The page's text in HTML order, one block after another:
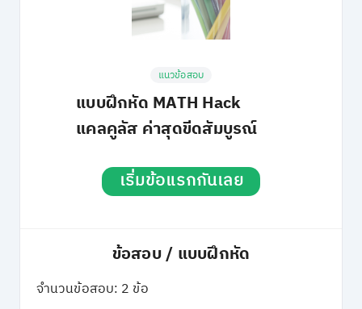
แนวข้อสอบ
แบบฝึกหัด MATH Hack
แคลคูลัส ค่าสุดขีดสัมบูรณ์
เริ่มข้อแรกกันเลย
ข้อสอบ / แบบฝึกหัด
จำนวนข้อสอบ: 2 ข้อ